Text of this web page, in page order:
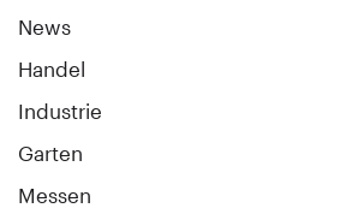
News
Handel
Industrie
Garten
Messen